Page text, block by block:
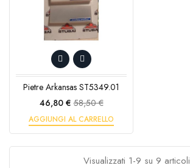
Pietre Arkansas ST5349.01
Prezzo
46,80 € Prezzo
base
58,50 €
AGGIUNGI AL CARRELLO
Visualizzati 1-9 su 9 articoli